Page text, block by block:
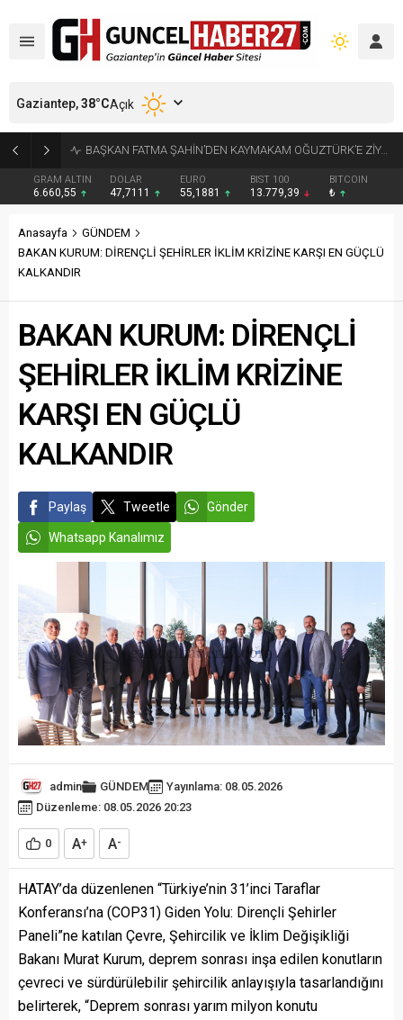
KÜÇÜK AK BALIKÇILLAR AĞAÇLARI BEYAZA BÜRÜDÜ
GRAM ALTIN
6.660,55
DOLAR
47,7111
EURO
55,1881
BIST 100
13.779,39
BITCOIN
₺
Gaziantep,38°CAçık
Anasayfa
GÜNDEM
BAKAN KURUM: DİRENÇLİ ŞEHİRLER İKLİM KRİZİNE KARŞI EN GÜÇLÜ
KALKANDIR
BAKAN KURUM: DİRENÇLİ
ŞEHİRLER İKLİM KRİZİNE
KARŞI EN GÜÇLÜ
KALKANDIR
Paylaş Tweetle Gönder
Whatsapp Kanalımız
admin GÜNDEM
Yayınlama: 08.05.2026
Düzenleme: 08.05.2026 20:23
0 A+ A-
HATAY’da düzenlenen “Türkiye’nin 31’inci Taraflar
Konferansı’na (COP31) Giden Yolu: Dirençli Şehirler
Paneli”ne katılan Çevre, Şehircilik ve İklim Değişikliği
Bakanı Murat Kurum, deprem sonrası inşa edilen konutların
çevreci ve sürdürülebilir şehircilik anlayışıyla tasarlandığını
belirterek, “Deprem sonrası yarım milyon konutu